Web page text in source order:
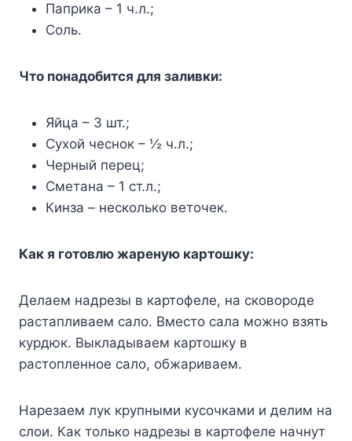
Паприка – 1 ч.л.;
Соль.
Что понадобится для заливки:
Яйца – 3 шт.;
Сухой чеснок – ½ ч.л.;
Черный перец;
Сметана – 1 ст.л.;
Кинза – несколько веточек.
Как я готовлю жареную картошку:
Делаем надрезы в картофеле, на сковороде
растапливаем сало. Вместо сала можно взять
курдюк. Выкладываем картошку в
растопленное сало, обжариваем.
Нарезаем лук крупными кусочками и делим на
слои. Как только надрезы в картофеле начнут